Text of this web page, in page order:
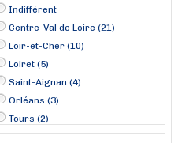
Indifférent
Centre-Val de Loire (21)
Loir-et-Cher (10)
Loiret (5)
Saint-Aignan (4)
Orléans (3)
Tours (2)
Ballan-Miré (1)